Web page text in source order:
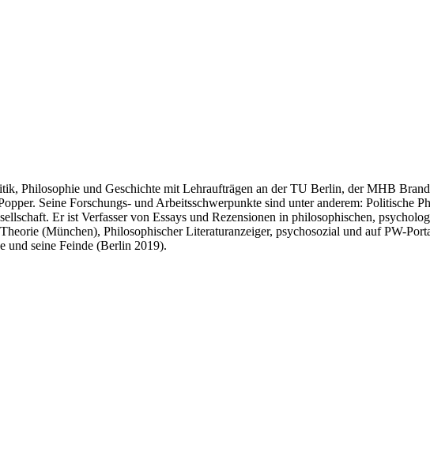
Phi­lo­so­phie und Geschichte mit Lehr­auf­trä­gen an der TU Berlin, der MHB
Seine Forschungs- und Arbeitsschwerpunkte sind unter anderem: Politische
Er ist Verfasser von Essays und Rezensionen in philosophischen,
(München), Philosophischer Literaturanzeiger, psychosozial und auf PW-
und seine Feinde (Berlin 2019).